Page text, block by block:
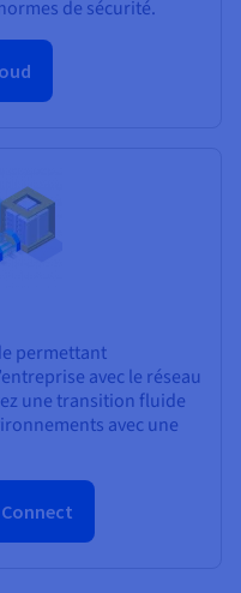
de sécurité.
permettant
avec le réseau
une transition fluide
avec une